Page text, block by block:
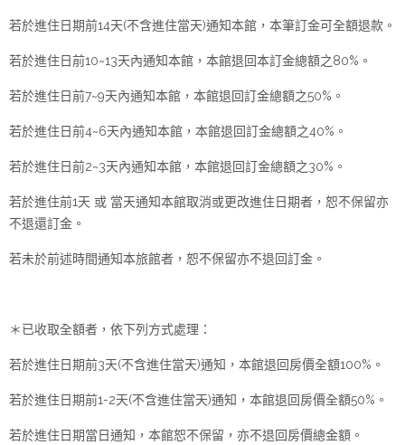
若於進住日期前14天(不含進住當天)通知本館，本筆訂金可全額退款。
若於進住日前10~13天內通知本館，本館退回本訂金總額之80%。
若於進住日前7~9天內通知本館，本館退回訂金總額之50%。
若於進住日前4~6天內通知本館，本館退回訂金總額之40%。
若於進住日前2~3天內通知本館，本館退回訂金總額之30%。
若於進住前1天 或 當天通知本館取消或更改進住日期者，恕不保留亦
不退還訂金。
若未於前述時間通知本旅館者，恕不保留亦不退回訂金。
＊已收取全額者，依下列方式處理：
若於進住日期前3天(不含進住當天)通知，本館退回房價全額100%。
若於進住日期前1-2天(不含進住當天)通知，本館退回房價全額50%。
若於進住日期當日通知，本館恕不保留，亦不退回房價總金額。